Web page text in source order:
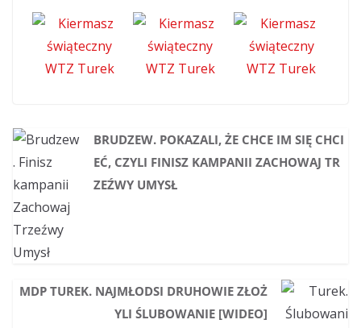
BRUDZEW. POKAZALI, ŻE CHCE IM SIĘ CHCI
EĆ, CZYLI FINISZ KAMPANII ZACHOWAJ TR
ZEŹWY UMYSŁ
MDP TUREK. NAJMŁODSI DRUHOWIE ZŁOŻ
YLI ŚLUBOWANIE [WIDEO]